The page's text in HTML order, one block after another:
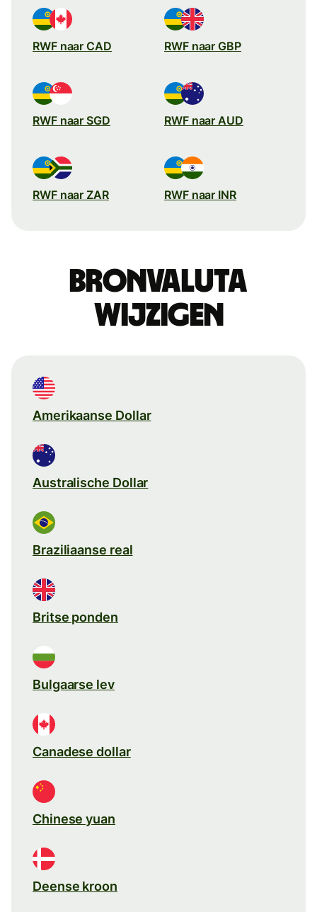
RWF naar CAD RWF naar GBP
RWF naar SGD RWF naar AUD
RWF naar ZAR RWF naar INR
Bronvaluta
wijzigen
Amerikaanse Dollar
Australische Dollar
Braziliaanse real
Britse ponden
Bulgaarse lev
Canadese dollar
Chinese yuan
Deense kroon